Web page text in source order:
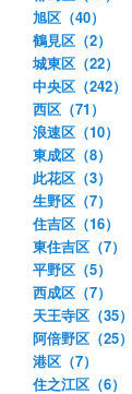
旭区（40）
鶴見区（2）
城東区（22）
中央区（242）
西区（71）
浪速区（10）
東成区（8）
此花区（3）
生野区（7）
住吉区（16）
東住吉区（7）
平野区（5）
西成区（7）
天王寺区（35）
阿倍野区（25）
港区（7）
住之江区（6）